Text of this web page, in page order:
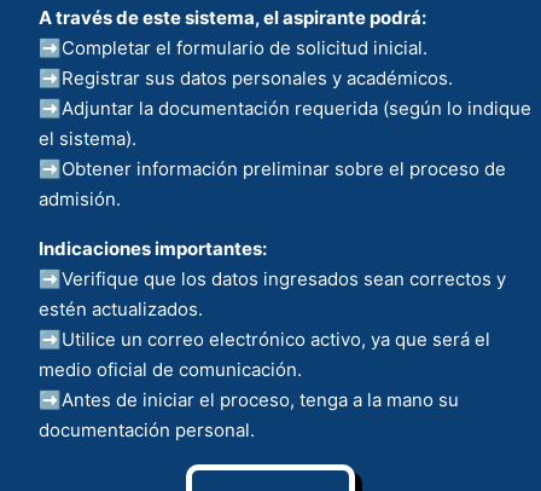
A través de este sistema, el aspirante podrá:
➡️Completar el formulario de solicitud inicial.
➡️Registrar sus datos personales y académicos.
➡️Adjuntar la documentación requerida (según lo indique
el sistema).
➡️Obtener información preliminar sobre el proceso de
admisión.
Indicaciones importantes:
➡️Verifique que los datos ingresados sean correctos y
estén actualizados.
➡️Utilice un correo electrónico activo, ya que será el
medio oficial de comunicación.
➡️Antes de iniciar el proceso, tenga a la mano su
documentación personal.